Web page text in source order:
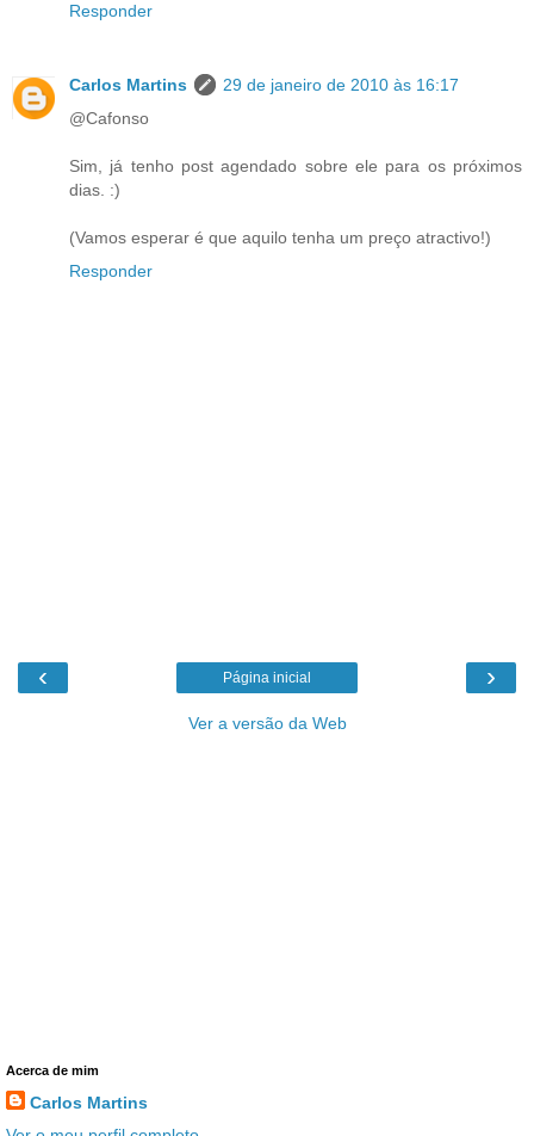
Responder
Carlos Martins
29 de janeiro de 2010 às 16:17
@Cafonso
Sim, já tenho post agendado sobre ele para os próximos
dias. :)
(Vamos esperar é que aquilo tenha um preço atractivo!)
Responder
‹ ›
Página inicial
Ver a versão da Web
Acerca de mim
Carlos Martins